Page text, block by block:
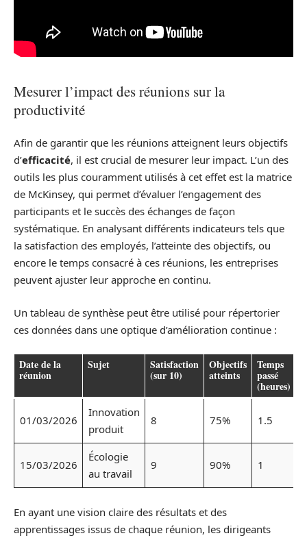
Mesurer l’impact des réunions sur la
productivité
Afin de garantir que les réunions atteignent leurs objectifs
d’efficacité, il est crucial de mesurer leur impact. L’un des
outils les plus couramment utilisés à cet effet est la matrice
de McKinsey, qui permet d’évaluer l’engagement des
participants et le succès des échanges de façon
systématique. En analysant différents indicateurs tels que
la satisfaction des employés, l’atteinte des objectifs, ou
encore le temps consacré à ces réunions, les entreprises
peuvent ajuster leur approche en continu.
Un tableau de synthèse peut être utilisé pour répertorier
ces données dans une optique d’amélioration continue :
Date de la
réunion
Sujet Satisfaction
(sur 10)
Objectifs
atteints
Temps
passé
(heures)
01/03/2026
Innovation
produit
8 75% 1.5
15/03/2026
Écologie
au travail
9 90% 1
En ayant une vision claire des résultats et des
apprentissages issus de chaque réunion, les dirigeants